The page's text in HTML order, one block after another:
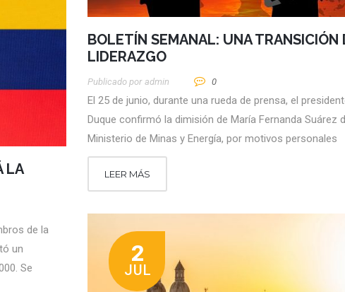
BOLETÍN SEMANAL: UNA TRANSICIÓN
LIDERAZGO
Publicado por Admin 0
El 25 de junio, durante una rueda de prensa, el
Duque confirmó la dimisión de María Fernanda Suárez
Ministerio de Minas y Energía, por motivos personales
LEER MÁS
LA
de la
un
Se
2
JUL